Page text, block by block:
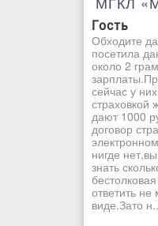
Гость
Обходите
посетила
около 2
сейчас у
страховкой
дают 1000
договор
нигде
знать
ответить не
виде.Зато